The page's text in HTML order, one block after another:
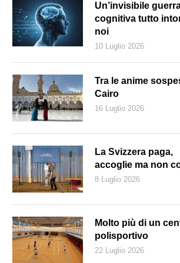
Il cast del film "A Febra" della
Un’invisibile
cognitiva tutto
noi
10 Luglio 2026
Tra le anime
Cairo
16 Luglio 2026
La Svizzera paga,
accoglie ma non
8 Luglio 2026
Molto più di un
polisportivo
22 Luglio 2026